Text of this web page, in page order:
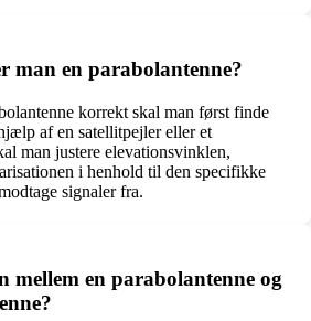
man en parabolantenne?
korrekt skal man først finde
af en satellitpejler eller et
man justere elevationsvinklen,
i henhold til den specifikke
signaler fra.
mellem en parabolantenne og